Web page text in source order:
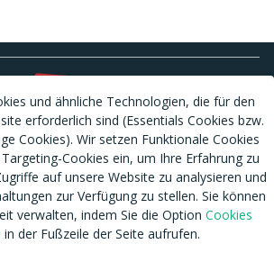
Nutzungsbedingungen
Datenschutzhinweis
Cookies verwalten
und ähnliche Technologien, die für den
erforderlich sind (Essentials Cookies bzw.
Cookies). Wir setzen Funktionale Cookies
Cookies ein, um Ihre Erfahrung zu
auf unsere Website zu analysieren und
zur Verfügung zu stellen. Sie können
verwalten, indem Sie die Option Cookies
in der Fußzeile der Seite aufrufen.